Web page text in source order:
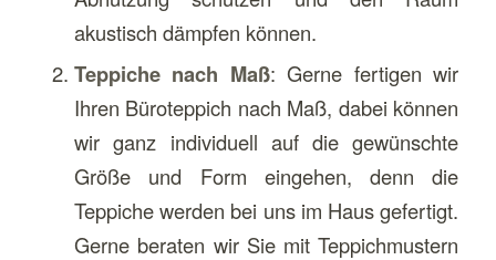
akustisch dämpfen können.
Teppiche nach Maß: Gerne fertigen wir
Ihren Büroteppich nach Maß, dabei können
wir ganz individuell auf die gewünschte
Größe und Form eingehen, denn die
Teppiche werden bei uns im Haus gefertigt.
Gerne beraten wir Sie mit Teppichmustern